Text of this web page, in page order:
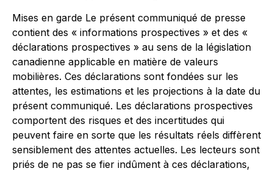
Mises en garde Le présent communiqué de presse
contient des « informations prospectives » et des «
déclarations prospectives » au sens de la législation
canadienne applicable en matière de valeurs
mobilières. Ces déclarations sont fondées sur les
attentes, les estimations et les projections à la date du
présent communiqué. Les déclarations prospectives
comportent des risques et des incertitudes qui
peuvent faire en sorte que les résultats réels diffèrent
sensiblement des attentes actuelles. Les lecteurs sont
priés de ne pas se fier indûment à ces déclarations,